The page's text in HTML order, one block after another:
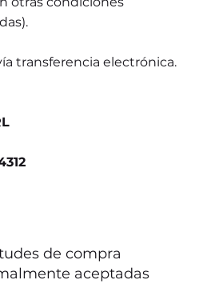
transferencia electrónica.
de compra
aceptadas